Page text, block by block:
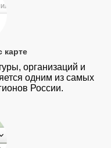
карте
организаций и
одним из самых
России.